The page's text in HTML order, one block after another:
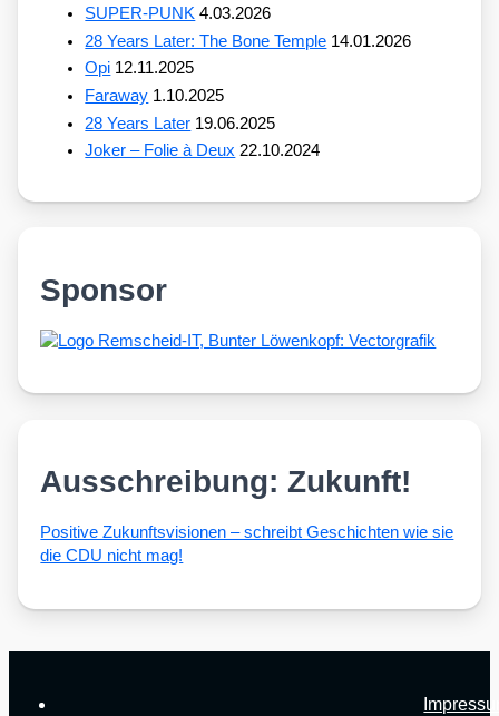
SUPER-PUNK 4.03.2026
28 Years Later: The Bone Temple 14.01.2026
Opi 12.11.2025
Faraway 1.10.2025
28 Years Later 19.06.2025
Joker – Folie à Deux 22.10.2024
Sponsor
Ausschreibung: Zukunft!
Posi­ti­ve Zukunfts­vi­sio­nen – schreibt Geschich­ten wie sie
die CDU nicht mag!